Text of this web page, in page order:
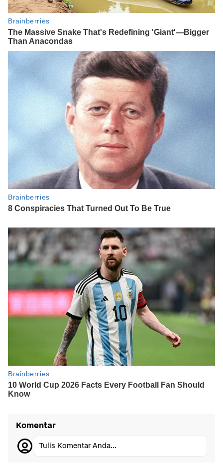
Komentar
Tulis Komentar Anda...